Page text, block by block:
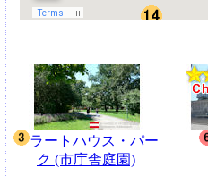
ラートハウス・パー
ク (市庁舎庭園)